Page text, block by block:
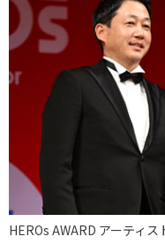
HEROs AWARD アーティス